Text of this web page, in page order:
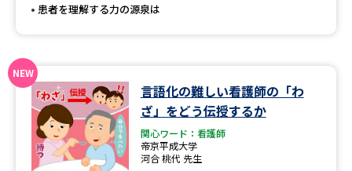
併願校選び
先輩が入学を決めた理由 テレメール全国一斉進学調査
新生活お役立ちガイド
患者を理解する力の源泉は
言語化の難しい看護師の「わ
ざ」をどう伝授するか
関心ワード：看護師
帝京平成大学
河合 桃代 先生